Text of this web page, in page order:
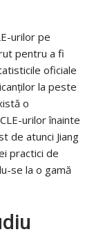
urilor pe
pentru a fi
oficiale
la peste
o
urilor înainte
de atunci Jiang
practici de
se la o gamă